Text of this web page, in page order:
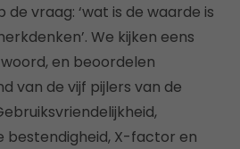
de vraag: ‘wat is de waarde is
We kijken eens
en beoordelen
van de vijf pijlers van de
bestendigheid, X-factor en